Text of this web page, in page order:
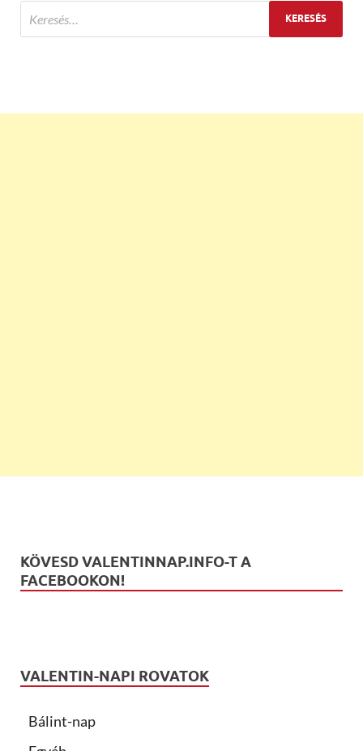
KÖVESD VALENTINNAP.INFO-T A
FACEBOOKON!
VALENTIN-NAPI ROVATOK
Bálint-nap